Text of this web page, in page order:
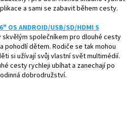
a sami se zabavit během cesty.
OS ANDROID/USB/SD/HDMI S
skvělým společníkem pro dlouhé cesty
pohodlí dětem. Rodiče se tak mohou
si užívají svůj vlastní svět multimédií.
cesty rychleji ubíhat a zanechají po
dobrodružství.